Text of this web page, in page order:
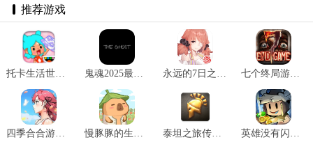
推荐游戏
托卡生活世界全解锁版本2025 v1.72 鬼魂2025最新版 v1.32.5 永远的7日之都官网版 v1.96.455 七个终局游戏 v1.2.8
四季合合游戏最新版 v1.1.3 慢豚豚的生活2025最新版 v1.0.4 泰坦之旅传奇版完整版纯净版 v3.0.5141 英雄没有闪官网版 v1.4.0.0